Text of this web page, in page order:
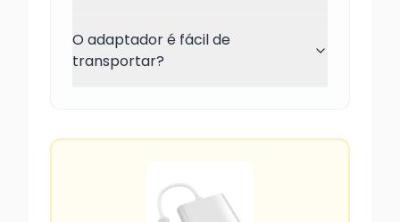
O adaptador é fácil de
transportar?